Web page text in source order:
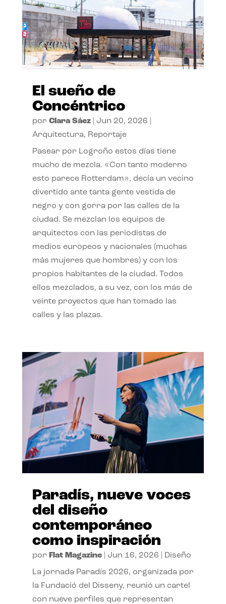
El sueño de
Concéntrico
por Clara Sáez| Jun 20, 2026
Arquitectura, Reportaje
Pasear por Logroño estos días tiene
mucho de mezcla. «Con tanto moderno
esto parece Rotterdam», decía un vecino
divertido ante tanta gente vestida de
negro y con gorra por las calles de la
ciudad. Se mezclan los equipos de
arquitectos con las periodistas de
medios europeos y nacionales (muchas
más mujeres que hombres) y con los
propios habitantes de la ciudad. Todos
ellos mezclados, a su vez, con los más de
veinte proyectos que han tomado las
calles y las plazas.
Paradís, nueve voces
del diseño
contemporáneo
como inspiración
por Flat Magazine| Jun 16, 2026 Diseño
La jornada Paradís 2026, organizada por
la Fundació del Disseny, reunió un cartel
con nueve perfiles que representan